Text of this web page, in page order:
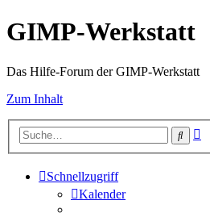
GIMP-Werkstatt
Das Hilfe-Forum der GIMP-Werkstatt
Zum Inhalt
Suche
Schnellzugriff
Kalender